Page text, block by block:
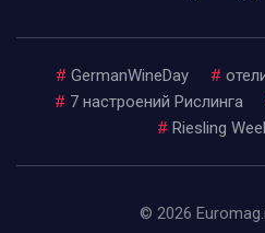
# GermanWineDay #
# 7 настроений Рислинга
# Riesling
© 2026